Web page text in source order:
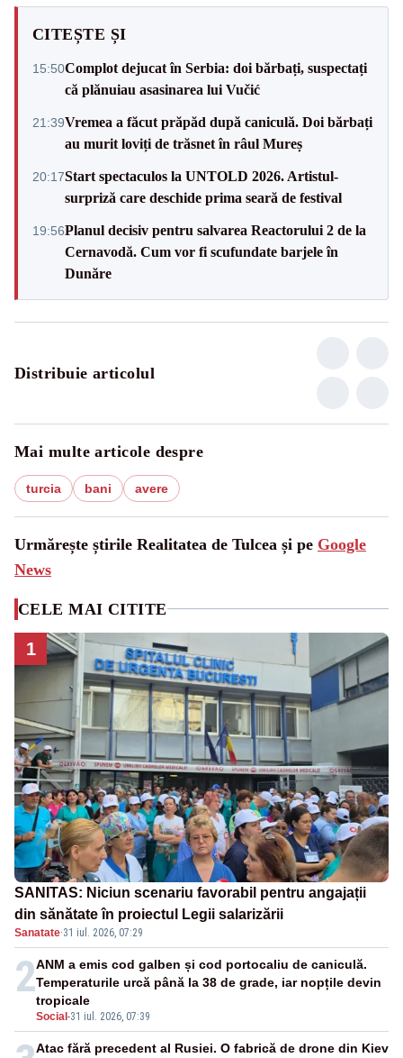
CITEȘTE ȘI
15:50Complot dejucat în Serbia: doi bărbați, suspectați
că plănuiau asasinarea lui Vučić
21:39Vremea a făcut prăpăd după caniculă. Doi bărbați
au murit loviți de trăsnet în râul Mureș
20:17Start spectaculos la UNTOLD 2026. Artistul-
surpriză care deschide prima seară de festival
19:56Planul decisiv pentru salvarea Reactorului 2 de la
Cernavodă. Cum vor fi scufundate barjele în
Dunăre
Distribuie articolul
Mai multe articole despre
turcia bani avere
Urmărește știrile Realitatea de Tulcea și pe Google
News
CELE MAI CITITE
1
SANITAS: Niciun scenariu favorabil pentru angajații
din sănătate în proiectul Legii salarizării
Sanatate·31 iul. 2026, 07:29
2
Social -31 iul. 2026, 07:39
ANM a emis cod galben și cod portocaliu de caniculă.
Temperaturile urcă până la 38 de grade, iar nopțile devin
tropicale
Atac fără precedent al Rusiei. O fabrică de drone din Kiev